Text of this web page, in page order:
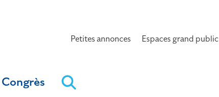
Petites annonces Espaces grand public
Congrès